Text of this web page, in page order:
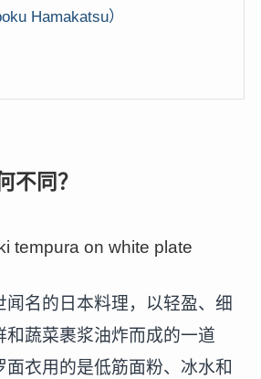
Hamakatsu）
不同？
闻名的日本料理，以轻盈、细
和蔬菜裹浆油炸而成的一道
面衣用的是低筋面粉、冰水和